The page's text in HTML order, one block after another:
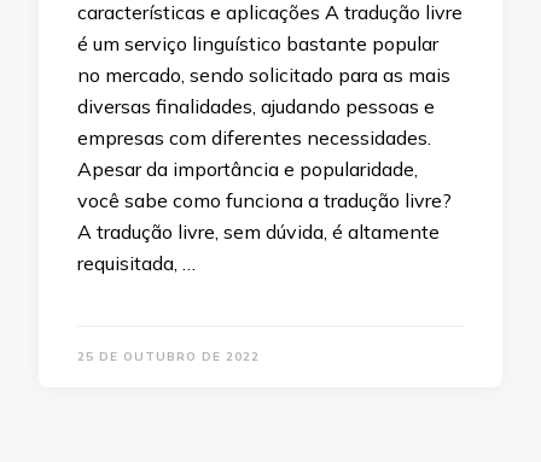
características e aplicações A tradução livre
é um serviço linguístico bastante popular
no mercado, sendo solicitado para as mais
diversas finalidades, ajudando pessoas e
empresas com diferentes necessidades.
Apesar da importância e popularidade,
você sabe como funciona a tradução livre?
A tradução livre, sem dúvida, é altamente
requisitada, …
25 DE OUTUBRO DE 2022